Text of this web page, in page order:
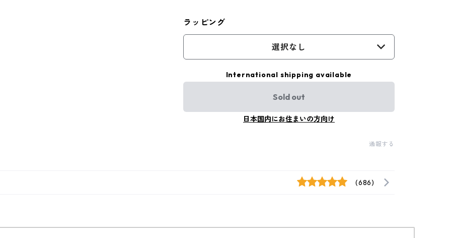
ラッピング
選択なし
International shipping available
Sold out
日本国内にお住まいの方向け
通報する
(686)